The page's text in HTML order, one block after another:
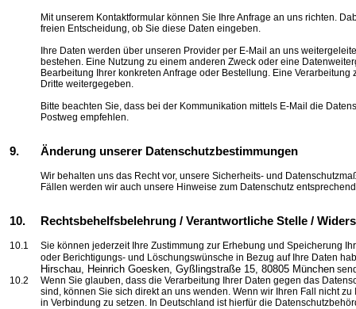
Mit unserem Kontaktformular können Sie Ihre Anfrage an uns richten.
freien Entscheidung, ob Sie diese Daten eingeben.
Ihre Daten werden über unseren Provider per E-Mail an uns
bestehen. Eine Nutzung zu einem anderen Zweck oder eine
Bearbeitung Ihrer konkreten Anfrage oder Bestellung. Eine
Dritte weitergegeben.
Bitte beachten Sie, dass bei der Kommunikation mittels E-Mail die
Postweg empfehlen.
9. Änderung unserer Datenschutzbestimmungen
Wir behalten uns das Recht vor, unsere Sicherheits- und
Fällen werden wir auch unsere Hinweise zum Datenschutz
10. Rechtsbehelfsbelehrung / Verantwortliche Stelle /
10.1
Sie können jederzeit Ihre Zustimmung zur Erhebung und Speicherung
oder Berichtigungs- und Löschungswünsche in Bezug auf Ihre Daten
Hirschau, HeinrichGoesken,Gyßlingstraße 15, 80805 München
10.2
Wenn Sie glauben, dass die Verarbeitung Ihrer Daten gegen das
sind, können Sie sich direkt an uns wenden. Wenn wir Ihren Fall nicht
in Verbindung zu setzen. In Deutschland ist hierfür die